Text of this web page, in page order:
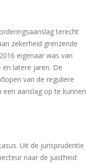
terecht
zekerheid grenzende
eigenaar was van
latere jaren. De
van de reguliere
aanslag op te kunnen
Uit de jurisprudentie
naar de juistheid